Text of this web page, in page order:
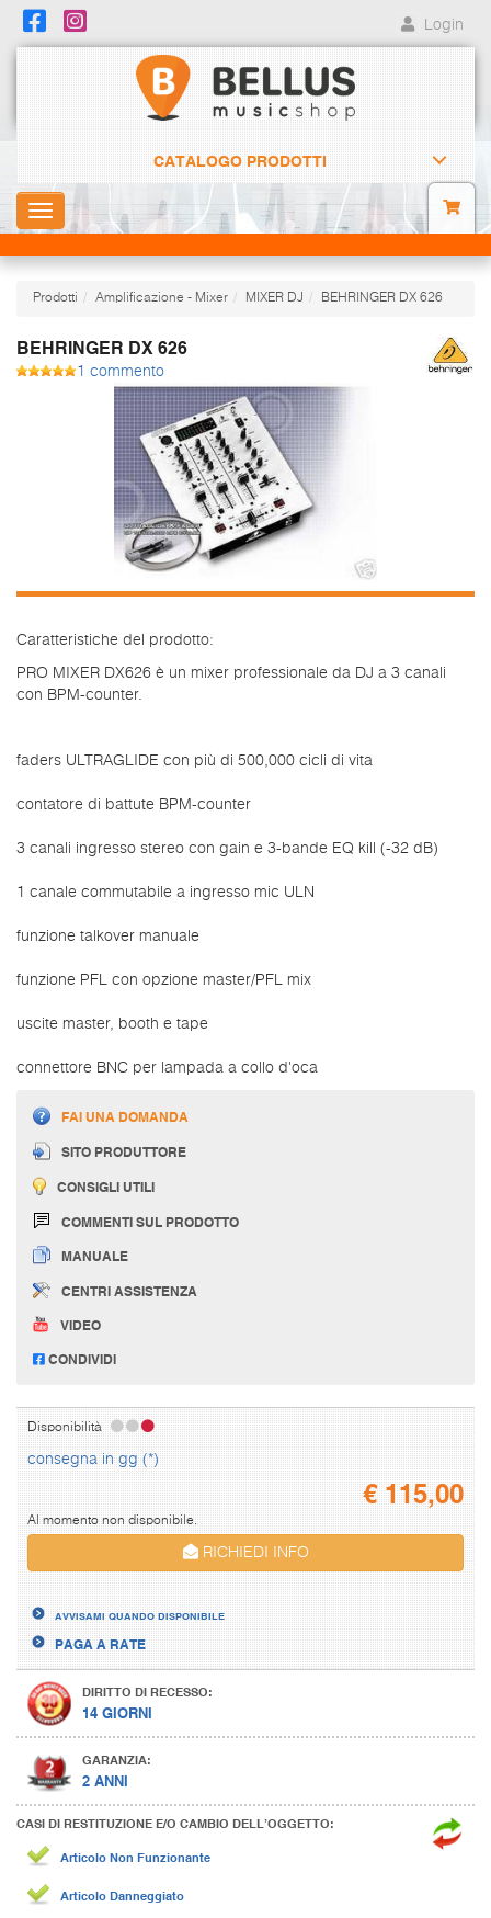
Login
CATALOGO PRODOTTI
Toggle
navigation
Prodotti Amplificazione - Mixer MIXER DJ BEHRINGER DX 626
BEHRINGER DX 626
1 commento
Caratteristiche del prodotto:
PRO MIXER DX626 è un mixer professionale da DJ a 3 canali
con BPM-counter.
faders ULTRAGLIDE con più di 500,000 cicli di vita
contatore di battute BPM-counter
3 canali ingresso stereo con gain e 3-bande EQ kill (-32 dB)
1 canale commutabile a ingresso mic ULN
funzione talkover manuale
funzione PFL con opzione master/PFL mix
uscite master, booth e tape
connettore BNC per lampada a collo d'oca
FAI UNA DOMANDA
SITO PRODUTTORE
CONSIGLI UTILI
COMMENTI SUL PRODOTTO
MANUALE
CENTRI ASSISTENZA
VIDEO
CONDIVIDI
Disponibilità
consegna in gg (*)
€115,00
Al momento non disponibile.
RICHIEDI INFO
AVVISAMI QUANDO DISPONIBILE
PAGA A RATE
DIRITTO DI RECESSO:
14 GIORNI
GARANZIA:
2 ANNI
CASI DI RESTITUZIONE E/O CAMBIO DELL’OGGETTO:
Articolo Non Funzionante
Articolo Danneggiato